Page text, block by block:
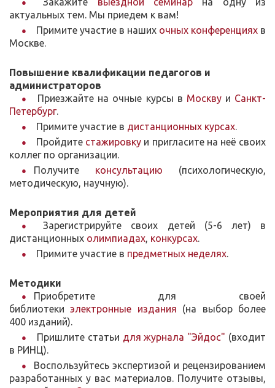
актуальных тем. Мы приедем к вам!
Примите участие в наших очных конференциях в
Москве.
Повышение квалификации педагогов и
администраторов
Приезжайте на очные курсы в Москву и Санкт-
Петербург.
Примите участие в дистанционных курсах.
Пройдите стажировку и пригласите на неё своих
коллег по организации.
Получите консультацию (психологическую,
методическую, научную).
Мероприятия для детей
Зарегистрируйте своих детей (5-6 лет) в
дистанционных олимпиадах, конкурсах.
Примите участие в предметных неделях.
Методики
Приобретите для своей
библиотекиэлектронные издания (на выбор более
400 изданий).
Пришлите статьи для журнала "Эйдос" (входит
в РИНЦ).
Воспользуйтесь экспертизой и рецензированием
разработанных у вас материалов. Получите отзывы,